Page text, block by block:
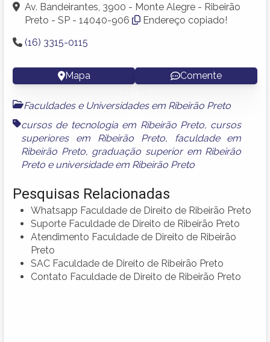
Av. Bandeirantes, 3900 - Monte Alegre - Ribeirão
Preto - SP - 14040-906
Endereço copiado!
(16) 3315-0115
Mapa Comente
Faculdades e Universidades em Ribeirão Preto
cursos de tecnologia em Ribeirão Preto, cursos
superiores em Ribeirão Preto,
faculdade em
Ribeirão Preto, graduação superior em Ribeirão
Preto e universidade em Ribeirão Preto
Pesquisas Relacionadas
Whatsapp Faculdade de Direito de Ribeirão Preto
Suporte Faculdade de Direito de Ribeirão Preto
Atendimento Faculdade de Direito de Ribeirão
Preto
SAC Faculdade de Direito de Ribeirão Preto
Contato Faculdade de Direito de Ribeirão Preto